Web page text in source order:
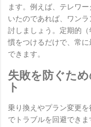
ます。例えば、テレワ
いたのであれば、ワン
討しましょう。定期的
慣をつけるだけで、常
できます。
失敗を防ぐた
ト
乗り換えやプラン変更
でトラブルを回避できま